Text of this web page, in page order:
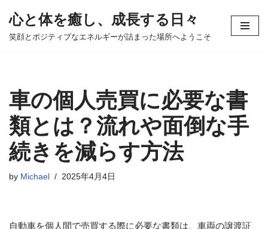
コ
ツ
へ
ス
キ
ッ
プ
心と体を癒し、成長する日々
笑顔とポジティブなエネルギーが詰まった場所へようこそ
車の個人売買に必要な書
類とは？流れや面倒な手
続きを減らす方法
by Michael 2025年4月4日
自動車を個人間で売買する際に必要な書類は、車両の譲渡証